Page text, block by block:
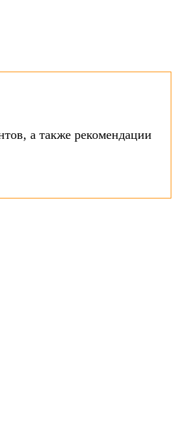
а также рекомендации